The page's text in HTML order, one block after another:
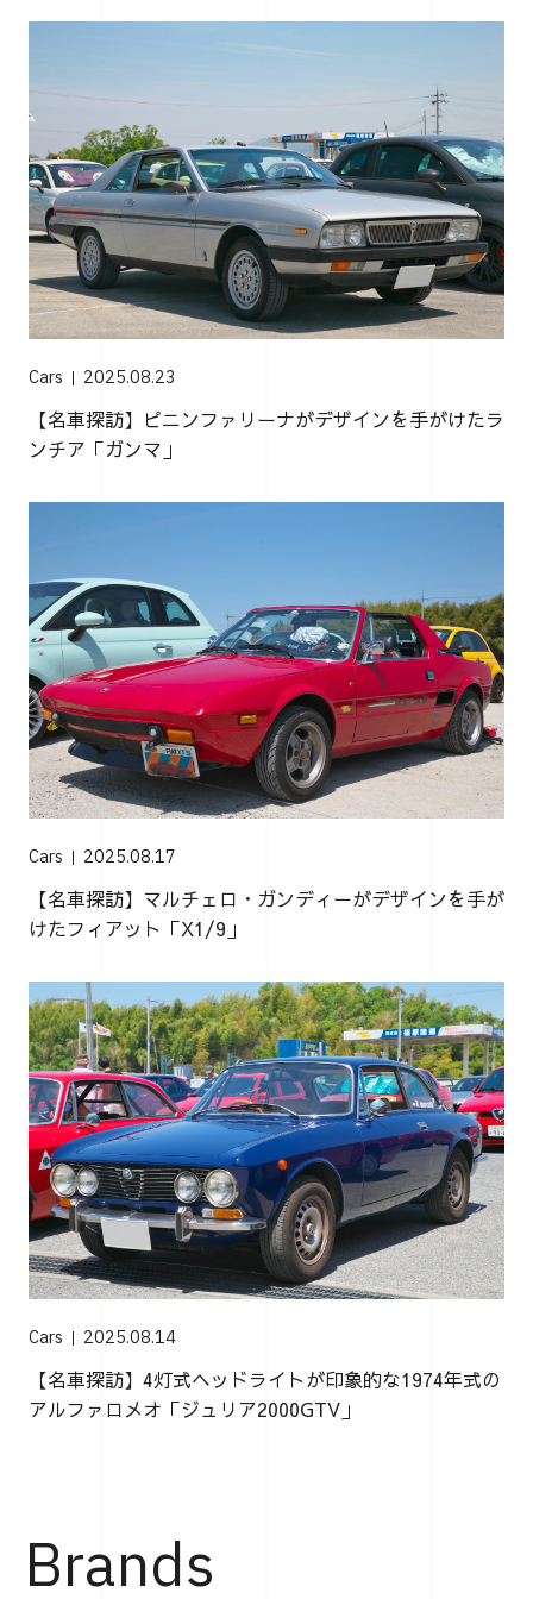
Cars 2025.08.23
【名車探訪】ピニンファリーナがデザインを手がけたラ
ンチア「ガンマ」
Cars 2025.08.17
【名車探訪】マルチェロ・ガンディーがデザインを手が
けたフィアット「X1/9」
Cars 2025.08.14
【名車探訪】4灯式ヘッドライトが印象的な1974年式の
アルファロメオ「ジュリア2000GTV」
Brands